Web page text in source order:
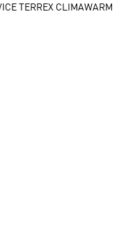
TERREX CLIMAWARM